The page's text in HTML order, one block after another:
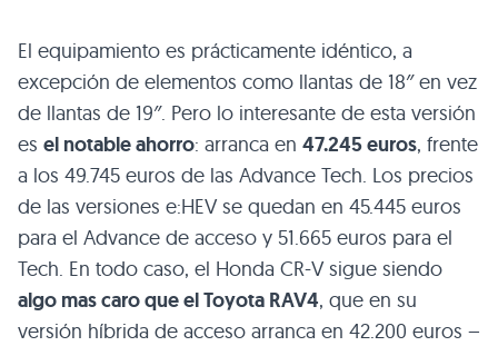
El equipamiento es prácticamente idéntico, a
excepción de elementos como llantas de 18″ en vez
de llantas de 19″. Pero lo interesante de esta versión
es el notable ahorro: arranca en 47.245 euros, frente
a los 49.745 euros de las Advance Tech. Los precios
de las versiones e:HEV se quedan en 45.445 euros
para el Advance de acceso y 51.665 euros para el
Tech. En todo caso, el Honda CR-V sigue siendo
algo mas caro que el Toyota RAV4, que en su
versión híbrida de acceso arranca en 42.200 euros –